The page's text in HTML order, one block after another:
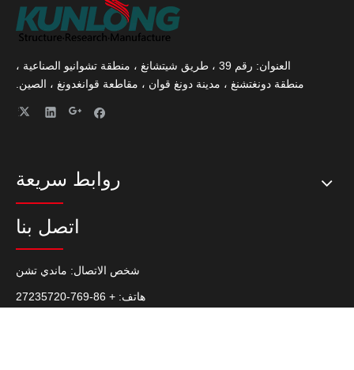
العنوان: رقم 39 ، طريق شيتشانغ ، منطقة تشوانيو الصناعية ،
منطقة دونغتشنغ ، مدينة دونغ قوان ، مقاطعة قوانغدونغ ، الصين.
روابط سريعة
اتصل بنا
شخص الاتصال: ماندي تشن
هاتف: + 86-769-27235720